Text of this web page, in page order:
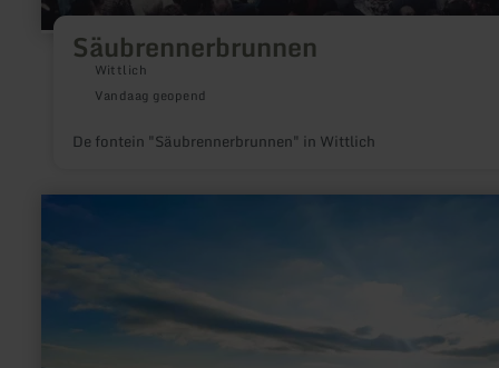
Säubrennerbrunnen
Wittlich
Vandaag geopend
De fontein "Säubrennerbrunnen" in Wittlich
Panoramaschaukel